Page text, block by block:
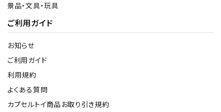
景品・文具・玩具
ご利用ガイド
お知らせ
ご利用ガイド
利用規約
よくある質問
カプセルトイ商品お取り引き規約